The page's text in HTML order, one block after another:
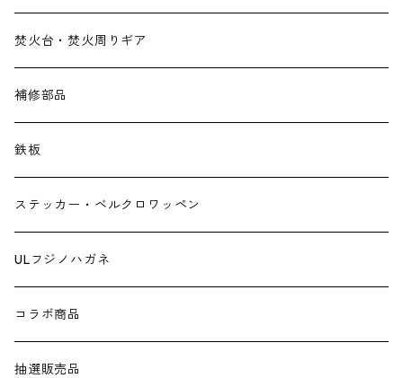
焚火台・焚火周りギア
補修部品
鉄板
ステッカー・ベルクロワッペン
ULフジノハガネ
コラボ商品
抽選販売品